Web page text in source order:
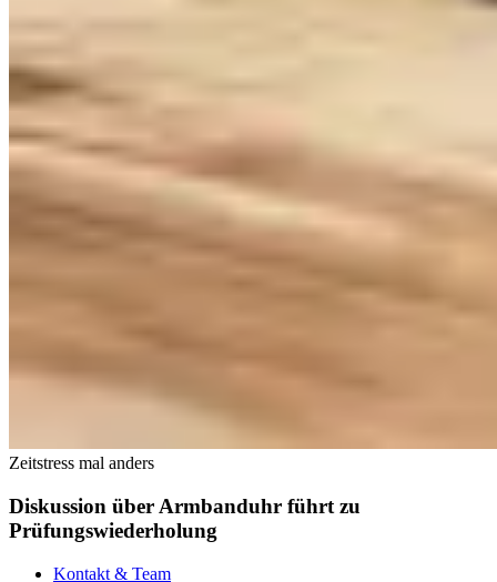
Zeitstress mal anders
Diskussion über Armbanduhr führt zu
Prüfungswiederholung
Kontakt & Team